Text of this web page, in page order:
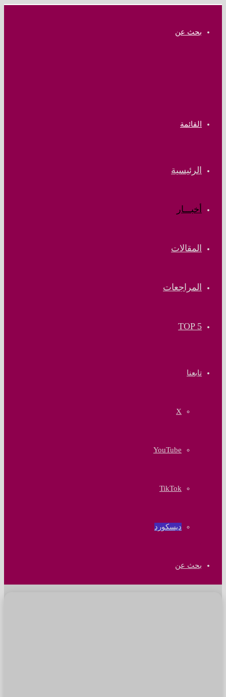
بحث عن
القائمة
الرئيسية
أخبـــار
المقالات
المراجعات
TOP 5
تابعنا
‫X
‫YouTube
‫TikTok
ديسكورد
بحث عن